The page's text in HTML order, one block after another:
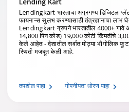
Lendingkart भारताचा अग्रगण्य डिजिटल
फायनान्स सुलभ करण्यासाठी तंत्रज्ञानाचा लाभ
Lendingkart ग्रुपने भारतातील 4000+ गावे
14,800 पिन कोड) 19,000 कोटी किंमतीचे
केले आहेत - देशातील सर्वात मोठ्या भौगोलिक
स्थिती मजबूत केली आहे.
तपशील पाहा गोपनीयता धोरण पाहा